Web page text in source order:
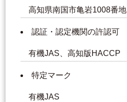
高知県南国市亀岩1008番地
認証・認定機関の許認可
有機JAS、高知版HACCP
特定マーク
有機JAS